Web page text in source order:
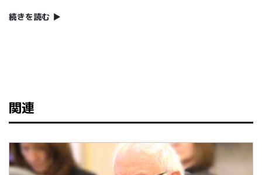
続きを読む ▶
関連